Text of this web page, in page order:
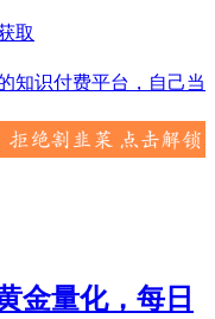
取
知识付费平台，自己当
金量化，每日